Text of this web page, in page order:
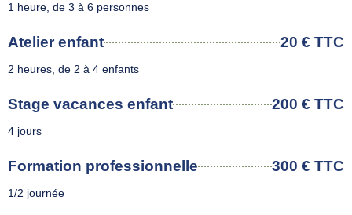
1 heure, de 3 à 6 personnes
Atelier enfant 20 € TTC
2 heures, de 2 à 4 enfants
Stage vacances enfant 200 € TTC
4 jours
Formation professionnelle 300 € TTC
1/2 journée